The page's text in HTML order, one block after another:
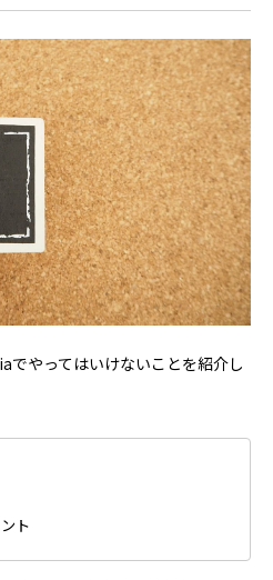
でやってはいけないことを紹介し
ト